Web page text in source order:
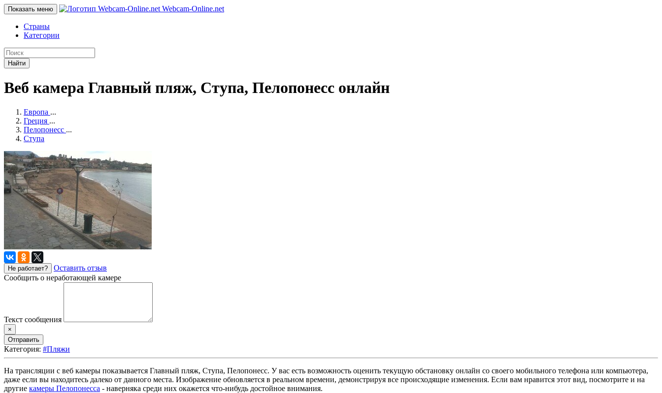
Показать меню Webcam-Online.net
Страны
Категории
Найти
Веб камера Главный пляж, Ступа, Пелопонесс онлайн
Европа ...
Греция ...
Пелопонесс ...
Ступа
Не работает?
Оставить отзыв
Сообщить о неработающей камере
Текст сообщения
×
Отправить
Категория: #Пляжи
На трансляции с веб камеры показывается Главный пляж, Ступа, Пелопонесс. У вас есть возможность оценить текущую обстановку онлайн со своего мобильного телефона или компьютера,
даже если вы находитесь далеко от данного места. Изображение обновляется в реальном времени, демонстрируя все происходящие изменения. Если вам нравится этот вид, посмотрите и на
другие камеры Пелопонесса - наверняка среди них окажется что-нибудь достойное внимания.